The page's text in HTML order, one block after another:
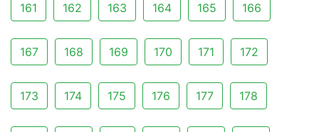
161 162 163 164 165 166
167 168 169 170 171 172
173 174 175 176 177 178